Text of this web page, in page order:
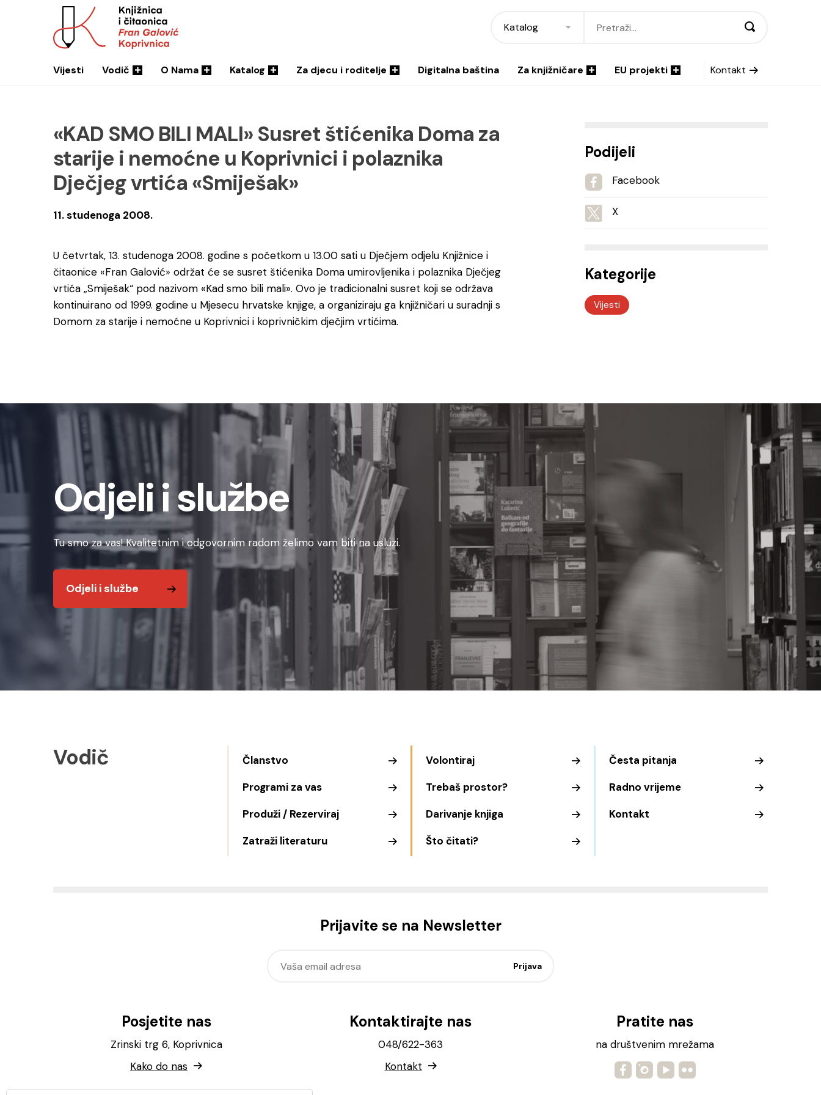
Katalog
Vijesti Vodič O Nama Katalog Za djecu i roditelje Digitalna baština Za knjižničare EU projekti Kontakt
«KAD SMO BILI MALI» Susret štićenika Doma za
starije i nemoćne u Koprivnici i polaznika
Dječjeg vrtića «Smiješak»
11. studenoga 2008.
U četvrtak, 13. studenoga 2008. godine s početkom u 13.00 sati u Dječjem odjelu Knjižnice i
čitaonice «Fran Galović» održat će se susret štićenika Doma umirovljenika i polaznika Dječjeg
vrtića „Smiješak“ pod nazivom «Kad smo bili mali». Ovo je tradicionalni susret koji se održava
kontinuirano od 1999. godine u Mjesecu hrvatske knjige, a organiziraju ga knjižničari u suradnji s
Domom za starije i nemoćne u Koprivnici i koprivničkim dječjim vrtićima.
Podijeli
Facebook
X
Kategorije
Vijesti
Odjeli i službe
Tu smo za vas! Kvalitetnim i odgovornim radom želimo vam biti na usluzi.
Odjeli i službe
Vodič
Članstvo
Programi za vas
Produži / Rezerviraj
Zatraži literaturu
Volontiraj
Trebaš prostor?
Darivanje knjiga
Što čitati?
Česta pitanja
Radno vrijeme
Kontakt
Prijavite se na Newsletter
Posjetite nas
Zrinski trg 6, Koprivnica
Kako do nas
Kontaktirajte nas
048/622-363
Kontakt
Pratite nas
na društvenim mrežama